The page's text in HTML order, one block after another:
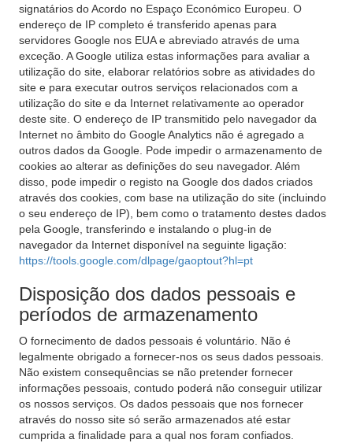
signatários do Acordo no Espaço Económico Europeu. O
endereço de IP completo é transferido apenas para
servidores Google nos EUA e abreviado através de uma
exceção. A Google utiliza estas informações para avaliar a
utilização do site, elaborar relatórios sobre as atividades do
site e para executar outros serviços relacionados com a
utilização do site e da Internet relativamente ao operador
deste site. O endereço de IP transmitido pelo navegador da
Internet no âmbito do Google Analytics não é agregado a
outros dados da Google. Pode impedir o armazenamento de
cookies ao alterar as definições do seu navegador. Além
disso, pode impedir o registo na Google dos dados criados
através dos cookies, com base na utilização do site (incluindo
o seu endereço de IP), bem como o tratamento destes dados
pela Google, transferindo e instalando o plug-in de
navegador da Internet disponível na seguinte ligação:
https://tools.google.com/dlpage/gaoptout?hl=pt
Disposição dos dados pessoais e
períodos de armazenamento
O fornecimento de dados pessoais é voluntário. Não é
legalmente obrigado a fornecer-nos os seus dados pessoais.
Não existem consequências se não pretender fornecer
informações pessoais, contudo poderá não conseguir utilizar
os nossos serviços. Os dados pessoais que nos fornecer
através do nosso site só serão armazenados até estar
cumprida a finalidade para a qual nos foram confiados.